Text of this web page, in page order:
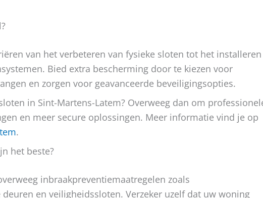
van het verbeteren van fysieke sloten tot het installeren
Bied extra bescherming door te kiezen voor
en zorgen voor geavanceerde beveiligingsopties.
in Sint-Martens-Latem? Overweeg dan om
en meer secure oplossingen. Meer informatie vind je op
.
het beste?
inbraakpreventiemaatregelen zoals
en veiligheidssloten. Verzeker uzelf dat uw woning